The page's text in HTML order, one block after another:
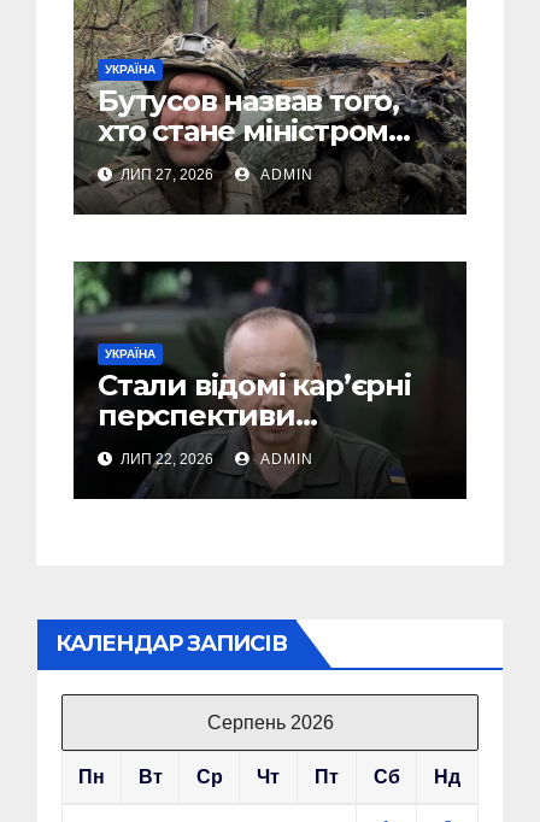
УКРАЇНА
Бутусов назвав того,
хто стане міністром
оборони України, і
пояснив, чому інакше
не може бути
ЛИП 27, 2026 ADMIN
УКРАЇНА
Стали відомі кар’єрні
перспективи
Сирського після
звільнення з посади
Головкому ВСУ
ЛИП 22, 2026 ADMIN
КАЛЕНДАР ЗАПИСІВ
Серпень 2026
Пн Вт Ср Чт Пт Сб Нд